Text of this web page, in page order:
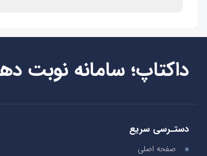
داکتاپ؛ سامانه نوبت
دستـرسی سریع
صفحه اصلی